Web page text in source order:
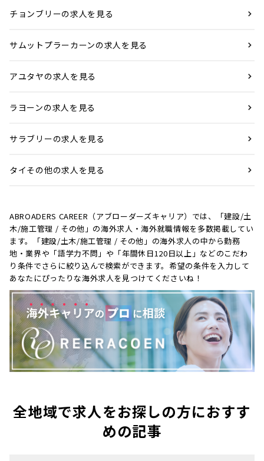
チョンブリーの求人を見る
サムットプラーカーンの求人を見る
アユタヤの求人を見る
ラヨーンの求人を見る
サラブリーの求人を見る
タイその他の求人を見る
ABROADERS CAREER（アブローダーズキャリア）では、「建設/土
木/施工管理 / その他」の海外求人・海外就職情報を多数掲載してい
ます。「建設/土木/施工管理 / その他」の海外求人の中から勤務
地・業界や「語学力不問」や「年間休日120日以上」などのこだわ
り条件でさらに絞り込んで検索ができます。希望の条件を入力して
あなたにぴったりな海外求人を見つけてくださいね！
全地域で求人をお探しの方におすす
めの記事